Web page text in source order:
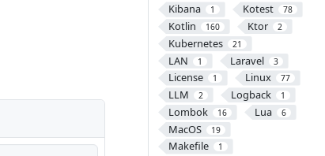
Kibana 1 Kotest 78
Kotlin 160 Ktor 2
Kubernetes 21
LAN 1 Laravel 3
License 1 Linux 77
LLM 2 Logback 1
Lombok 16 Lua 6
MacOS 19
Makefile 1